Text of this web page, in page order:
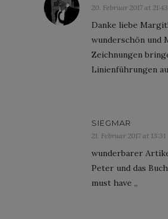
20. Februar 2017 at 21:43
Danke liebe
wunderschön und
Zeichnungen
Linienführungen
SIEGMAR
21. Februar 2017 at 13:31
wunderbarer
Peter und das
must have „